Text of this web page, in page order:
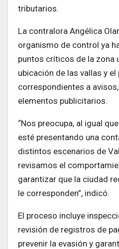
tributarios.
La contralora Angélica
organismo de control ya
puntos críticos de la zona
ubicación de las vallas y
correspondientes a
elementos publicitarios.
“Nos preocupa, al igual
esté presentando una
distintos escenarios de
revisamos el
garantizar que la ciudad
le corresponden”, indicó.
El proceso incluye
revisión de registros de
prevenir la evasión y